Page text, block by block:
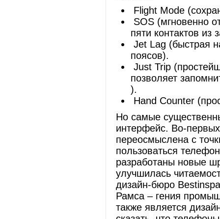
Flight Mode
SOS (мгновенно
пяти контактов из
Jet Lag (быстрая
поясов).
Just Trip
позволяет
).
Hand Counter
Но самые
интерфейс. Во-
переосмыслена с
пользоваться
разработаны новые
улучшилась
дизайн-бюро
Рамса – гения
также является